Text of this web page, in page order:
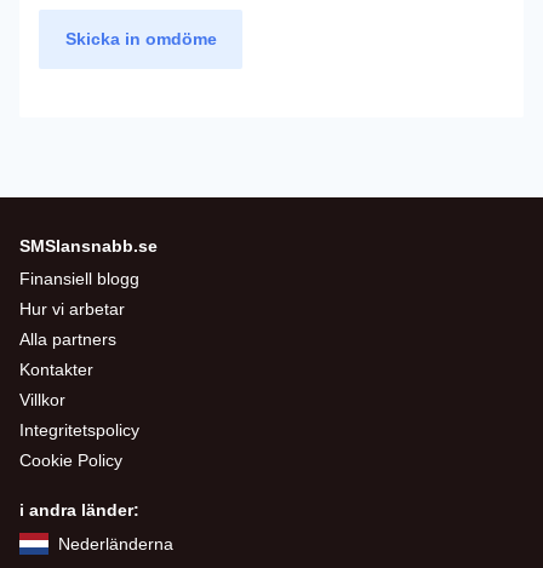
Skicka in omdöme
SMSlansnabb.se
Finansiell blogg
Hur vi arbetar
Alla partners
Kontakter
Villkor
Integritetspolicy
Cookie Policy
i andra länder:
Nederländerna